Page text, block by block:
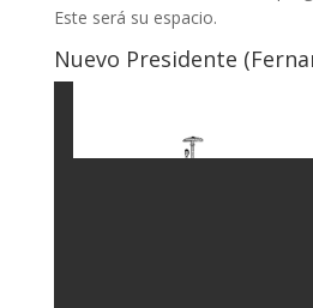
Este será su espacio.
Nuevo Presidente